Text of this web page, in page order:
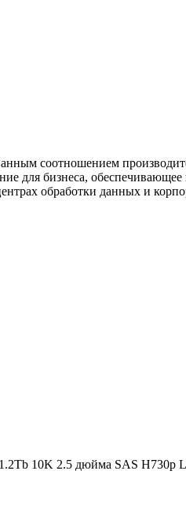
соотношением
для бизнеса,
обработки данных и
10K 2.5 дюйма SAS